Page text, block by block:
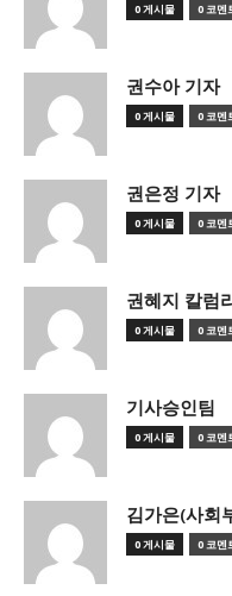
0 게시물 0 코멘
권수아 기자
0 게시물 0 코멘
권은정 기자
0 게시물 0 코멘
권혜지 칼럼
0 게시물 0 코멘
기사승인팀
0 게시물 0 코멘
김가은(사회
0 게시물 0 코멘